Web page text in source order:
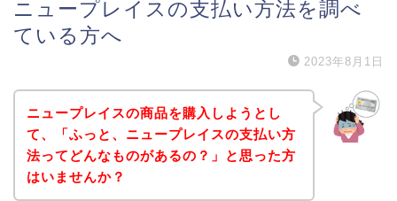
ニュープレイスの支払い方法を調べ
ている方へ
2023年8月1日
ニュープレイスの商品を購入しようとし
て、「ふっと、ニュープレイスの支払い方
法ってどんなものがあるの？」と思った方
はいませんか？